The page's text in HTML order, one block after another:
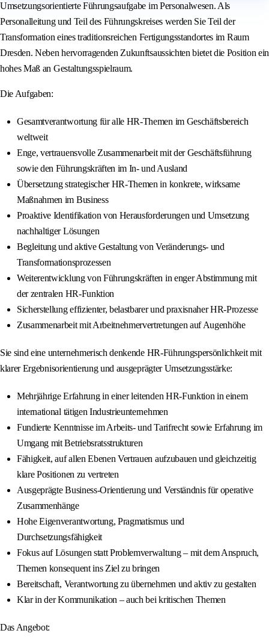
Umsetzungsorientierte Führungsaufgabe im Personalwesen. Als
Personalleitung und Teil des Führungskreises werden Sie Teil der
Transformation eines traditionsreichen Fertigungsstandortes im Raum
Dresden. Neben hervorragenden Zukunftsaussichten bietet die Position ein
hohes Maß an Gestaltungsspielraum.
Die Aufgaben:
Gesamtverantwortung für alle HR-Themen im Geschäftsbereich
weltweit
Enge, vertrauensvolle Zusammenarbeit mit der Geschäftsführung
sowie den Führungskräften im In- und Ausland
Übersetzung strategischer HR-Themen in konkrete, wirksame
Maßnahmen im Business
Proaktive Identifikation von Herausforderungen und Umsetzung
nachhaltiger Lösungen
Begleitung und aktive Gestaltung von Veränderungs- und
Transformationsprozessen
Weiterentwicklung von Führungskräften in enger Abstimmung mit
der zentralen HR-Funktion
Sicherstellung effizienter, belastbarer und praxisnaher HR-Prozesse
Zusammenarbeit mit Arbeitnehmervertretungen auf Augenhöhe
Sie sind eine unternehmerisch denkende HR-Führungspersönlichkeit mit
klarer Ergebnisorientierung und ausgeprägter Umsetzungsstärke:
Mehrjährige Erfahrung in einer leitenden HR-Funktion in einem
international tätigen Industrieunternehmen
Fundierte Kenntnisse im Arbeits- und Tarifrecht sowie Erfahrung im
Umgang mit Betriebsratsstrukturen
Fähigkeit, auf allen Ebenen Vertrauen aufzubauen und gleichzeitig
klare Positionen zu vertreten
Ausgeprägte Business-Orientierung und Verständnis für operative
Zusammenhänge
Hohe Eigenverantwortung, Pragmatismus und
Durchsetzungsfähigkeit
Fokus auf Lösungen statt Problemverwaltung – mit dem Anspruch,
Themen konsequent ins Ziel zu bringen
Bereitschaft, Verantwortung zu übernehmen und aktiv zu gestalten
Klar in der Kommunikation – auch bei kritischen Themen
Das Angebot: